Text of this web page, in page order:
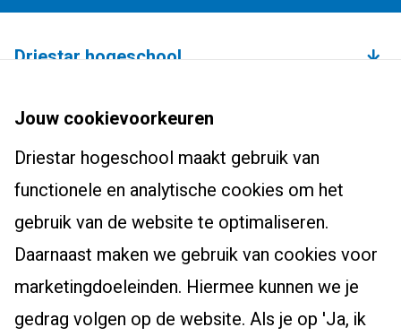
Driestar hogeschool
Studium Generale
Studentenhuisvesting
Onderzoekscentrum
Werken bij Driestar hogeschool
Contact
Bachelors
Leraar basisonderwijs (pabo)
Leraar voortgezet onderwijs
Pedagogiek
Studiekeuzehulp
Masters, Ad en post-hbo
Ad-PEP
Post-hbo-opleidingen
Masters
Voor studenten
Info werkplekleren
Bibliotheek
Eduweb
Overstappen naar het onderwijs?
Zij-instroom leraar basisonderwijs
Jouw cookievoorkeuren
Driestar hogeschool maakt gebruik van
functionele en analytische cookies om het
gebruik van de website te optimaliseren.
Daarnaast maken we gebruik van cookies voor
marketingdoeleinden. Hiermee kunnen we je
gedrag volgen op de website. Als je op 'Ja, ik